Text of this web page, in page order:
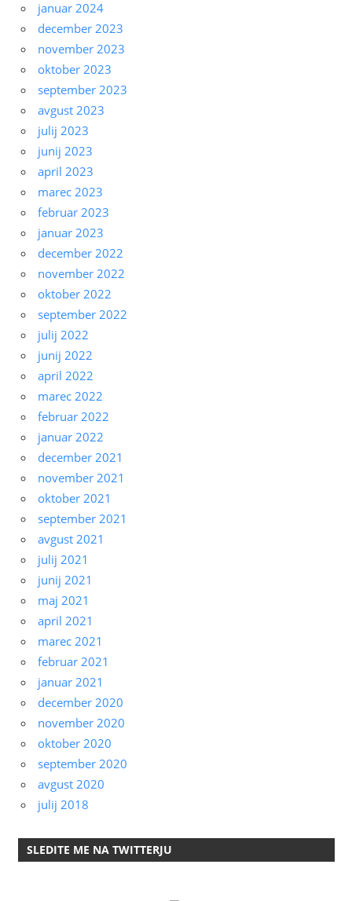
januar 2024
december 2023
november 2023
oktober 2023
september 2023
avgust 2023
julij 2023
junij 2023
april 2023
marec 2023
februar 2023
januar 2023
december 2022
november 2022
oktober 2022
september 2022
julij 2022
junij 2022
april 2022
marec 2022
februar 2022
januar 2022
december 2021
november 2021
oktober 2021
september 2021
avgust 2021
julij 2021
junij 2021
maj 2021
april 2021
marec 2021
februar 2021
januar 2021
december 2020
november 2020
oktober 2020
september 2020
avgust 2020
julij 2018
SLEDITE ME NA TWITTERJU